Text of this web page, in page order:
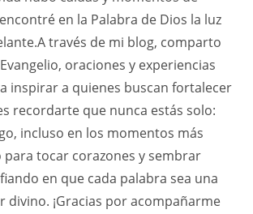
en la Palabra de Dios la luz
través de mi blog, comparto
oraciones y experiencias
inspirar a quienes buscan fortalecer
recordarte que nunca estás solo:
incluso en los momentos más
para tocar corazones y sembrar
en que cada palabra sea una
divino. ¡Gracias por acompañarme